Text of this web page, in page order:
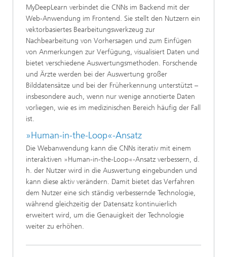
MyDeepLearn verbindet die CNNs im Backend mit der
Web-Anwendung im Frontend. Sie stellt den Nutzern ein
vektorbasiertes Bearbeitungswerkzeug zur
Nachbearbeitung von Vorhersagen und zum Einfügen
von Anmerkungen zur Verfügung, visualisiert Daten und
bietet verschiedene Auswertungsmethoden. Forschende
und Ärzte werden bei der Auswertung großer
Bilddatensätze und bei der Früherkennung unterstützt –
insbesondere auch, wenn nur wenige annotierte Daten
vorliegen, wie es im medizinischen Bereich häufig der Fall
ist.
»Human-in-the-Loop«-Ansatz
Die Webanwendung kann die CNNs iterativ mit einem
interaktiven »Human-in-the-Loop«-Ansatz verbessern, d.
h. der Nutzer wird in die Auswertung eingebunden und
kann diese aktiv verändern. Damit bietet das Verfahren
dem Nutzer eine sich ständig verbessernde Technologie,
während gleichzeitig der Datensatz kontinuierlich
erweitert wird, um die Genauigkeit der Technologie
weiter zu erhöhen.